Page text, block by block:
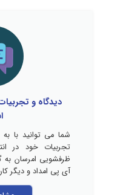
دیدگاه و
شما می توانید با
تجربیات خود در
ظرفشویی امرسان به
آی پی امداد و دیگر